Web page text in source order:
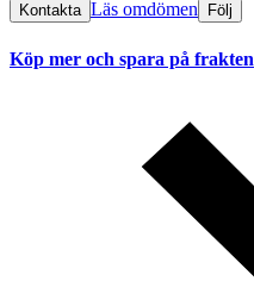
Kontakta Läs omdömen Följ
Köp mer och spara på frakten